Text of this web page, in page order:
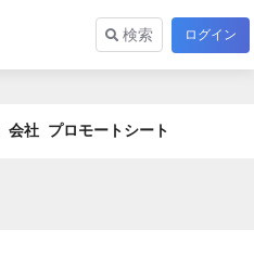
検索 ログイン
会社 プロモートシート